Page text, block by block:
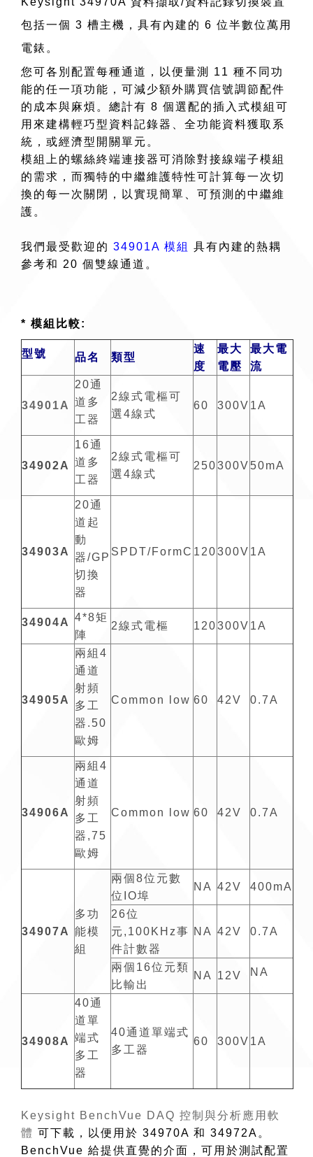
包括一個 3 槽主機，具有內建的 6 位半數位萬用
電錶。
您可各別配置每種通道，以便量測 11 種不同功
能的任一項功能，可減少額外購買信號調節配件
的成本與麻煩。總計有 8 個選配的插入式模組可
用來建構輕巧型資料記錄器、全功能資料獲取系
統，或經濟型開關單元。
模組上的螺絲終端連接器可消除對接線端子模組
的需求，而獨特的中繼維護特性可計算每一次切
換的每一次關閉，以實現簡單、可預測的中繼維
護。
我們最受歡迎的 34901A 模組 具有內建的熱耦
參考和 20 個雙線通道。
* 模組比較:
型號 品名 類型
速
度
最大
電壓
最大電
流
34901A
20通
道多
工器
2線式電樞可
選4線式
60 300V 1A
34902A
16通
道多
工器
2線式電樞可
選4線式
250300V 50mA
34903A
20通
道起
動
器/GP
切換
器
SPDT/FormC 120300V 1A
34904A 4*8矩
陣
2線式電樞 120300V 1A
34905A
兩組4
通道
射頻
多工
器.50
歐姆
Common low 60 42V 0.7A
34906A
兩組4
通道
射頻
多工
器,75
歐姆
Common low 60 42V 0.7A
34907A
多功
能模
組
兩個8位元數
位IO埠
NA 42V 400mA
26位
元,100KHz事
件計數器
NA 42V 0.7A
兩個16位元類
比輸出
NA 12V NA
34908A
40通
道單
端式
多工
器
40通道單端式
多工器
60 300V 1A
Keysight BenchVue DAQ 控制與分析應用軟
體 可下載，以便用於 34970A 和 34972A。
BenchVue 給提供直覺的介面，可用於測試配置